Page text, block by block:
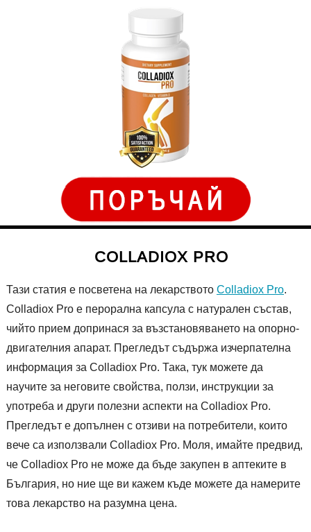
COLLADIOX PRO
Тази статия е посветена на лекарството Colladiox Pro.
Colladiox Pro е перорална капсула с натурален състав,
чийто прием допринася за възстановяването на опорно-
двигателния апарат. Прегледът съдържа изчерпателна
информация за Colladiox Pro. Така, тук можете да
научите за неговите свойства, ползи, инструкции за
употреба и други полезни аспекти на Colladiox Pro.
Прегледът е допълнен с отзиви на потребители, които
вече са използвали Colladiox Pro. Моля, имайте предвид,
че Colladiox Pro не може да бъде закупен в аптеките в
България, но ние ще ви кажем къде можете да намерите
това лекарство на разумна цена.